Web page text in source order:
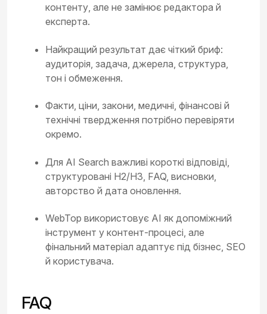
контенту, але не замінює редактора й
експерта.
Найкращий результат дає чіткий бриф:
аудиторія, задача, джерела, структура,
тон і обмеження.
Факти, ціни, закони, медичні, фінансові й
технічні твердження потрібно перевіряти
окремо.
Для AI Search важливі короткі відповіді,
структуровані H2/H3, FAQ, висновки,
авторство й дата оновлення.
WebTop використовує AI як допоміжний
інструмент у контент-процесі, але
фінальний матеріал адаптує під бізнес, SEO
й користувача.
FAQ